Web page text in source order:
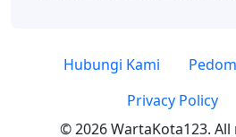
Hubungi Kami
Privacy Policy
© 2026 WartaKota123.